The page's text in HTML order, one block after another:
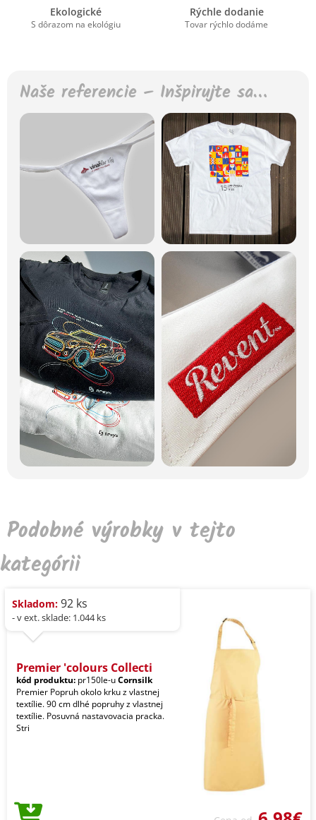
Ekologické
S dôrazom na ekológiu
Rýchle dodanie
Tovar rýchlo dodáme
Naše referencie – Inšpirujte sa…
Podobné výrobky v tejto
kategórii
Skladom: 92 ks
- v ext. sklade: 1.044 ks
Premier 'colours Collecti
kód produktu: pr150le-uCornsilk
Premier Popruh okolo krku z vlastnej
textílie. 90 cm dlhé popruhy z vlastnej
textílie. Posuvná nastavovacia pracka.
Stri